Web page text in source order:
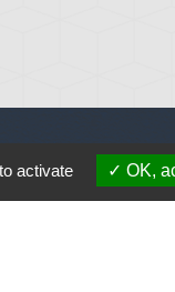
activate OK,